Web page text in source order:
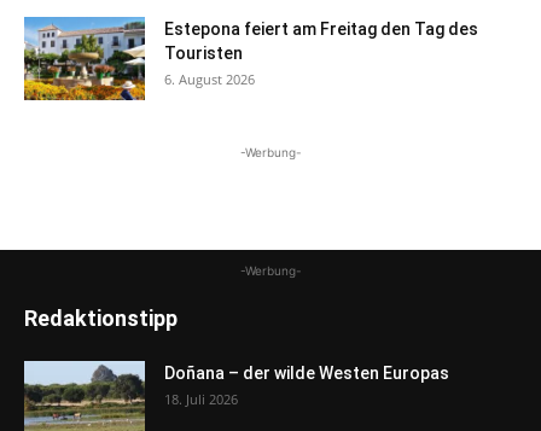
Estepona feiert am Freitag den Tag des
Touristen
6. August 2026
-Werbung-
-Werbung-
Redaktionstipp
Doñana – der wilde Westen Europas
18. Juli 2026